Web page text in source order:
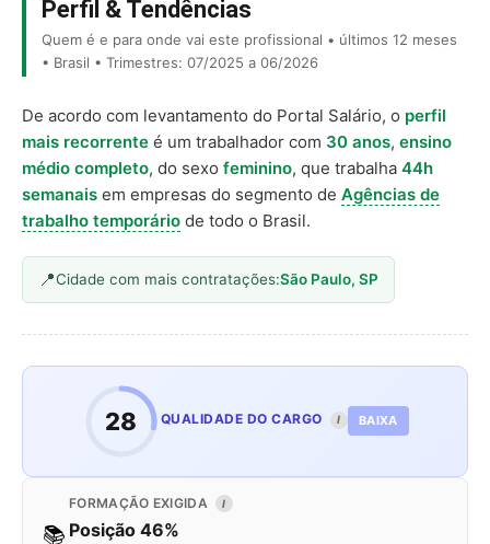
Perfil & Tendências
Quem é e para onde vai este profissional • últimos 12 meses
• Brasil • Trimestres: 07/2025 a 06/2026
De acordo com levantamento do Portal Salário, o perfil
mais recorrente é um trabalhador com 30 anos, ensino
médio completo, do sexo feminino, que trabalha 44h
semanais em empresas do segmento de Agências de
trabalho temporário de todo o Brasil.
Cidade com mais contratações:São Paulo, SP
28 QUALIDADE DO CARGO I BAIXA
📚
FORMAÇÃO EXIGIDA I
Posição 46%